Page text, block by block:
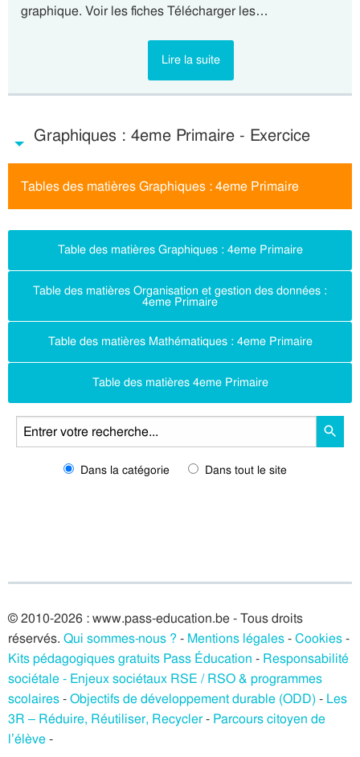
graphique. Voir les fiches Télécharger les…
Lire la suite
Graphiques : 4eme Primaire - Exercice
Tables des matières Graphiques : 4eme Primaire
Table des matières Graphiques : 4eme Primaire
Table des matières Organisation et gestion des données :
4eme Primaire
Table des matières Mathématiques : 4eme Primaire
Table des matières 4eme Primaire
Dans la catégorie Dans tout le site
© 2010-2026 : www.pass-education.be - Tous droits
réservés. Qui sommes-nous ? - Mentions légales-Cookies-
Kits pédagogiques gratuits Pass Éducation - Responsabilité
sociétale - Enjeux sociétaux RSE / RSO & programmes
scolaires-Objectifs de développement durable (ODD) - Les
3R – Réduire, Réutiliser, Recycler- Parcours citoyen de
l’élève-